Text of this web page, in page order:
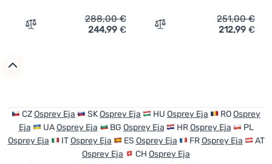
Zum Vergleich 'Ultraleichter Rucksack Osprey Eja Pro
288,00€
244,99 € Zum Vergleich 'Damen
251,00€
212,99 €
CZOsprey Eja SKOsprey Eja HU Osprey Eja ROOsprey
Eja
UAOsprey Eja BG Osprey Eja HROsprey Eja
PL
Osprey Eja
ITOsprey Eja ES Osprey Eja FROsprey Eja
AT
Osprey Eja
CH Osprey Eja